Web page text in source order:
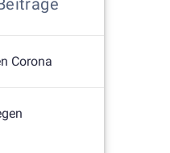
Corona